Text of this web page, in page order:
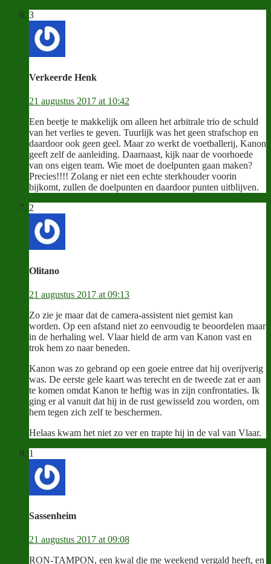
3
Verkeerde Henk
21 augustus 2017 at 10:42
Een beetje te makkelijk om alleen het arbitrale trio de schuld
van het verlies te geven. Tuurlijk was het geen strafschop en
daardoor ook geen geel. Maar zo werkt de voetballerij, Kanon
geeft zelf de aanleiding. Daarnaast, kijk naar de voorhoede
van ons eigen team. Wie moet de doelpunten gaan maken?
Precies!!!! Zolang er niet een echte sterkhouder voorin
bijkomt, zullen de doelpunten en daardoor punten uitblijven.
2
Olitano
21 augustus 2017 at 09:13
Zo zie je maar dat de camera-assistent niet gemist kan
worden. Op een afstand niet zo eenvoudig te beoordelen maar
in de herhaling wel. Vlaar hield de arm van Kanon vast en
trok hem zo naar beneden.
Kanon was zo gebrand op een goeie entree dat hij overijverig
was. De eerste gele kaart was terecht en de tweede zat er aan
te komen omdat Kanon te heftig was in zijn confrontaties. Ik
ging er al vanuit dat hij in de rust gewisseld zou worden, om
hem tegen zich zelf te beschermen.
Helaas kwam het niet zo ver en trapte hij in de val van Vlaar.
1
Sassenheim
21 augustus 2017 at 09:08
RON-TAMPON, een kwal die me weekend vergald heeft, en